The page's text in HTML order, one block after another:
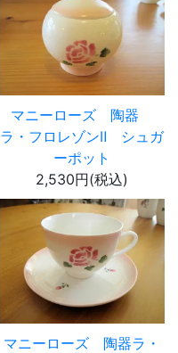
マニーローズ 陶器
ラ・フロレゾンⅡ シュガ
ーポット
2,530円(税込)
マニーローズ 陶器ラ・